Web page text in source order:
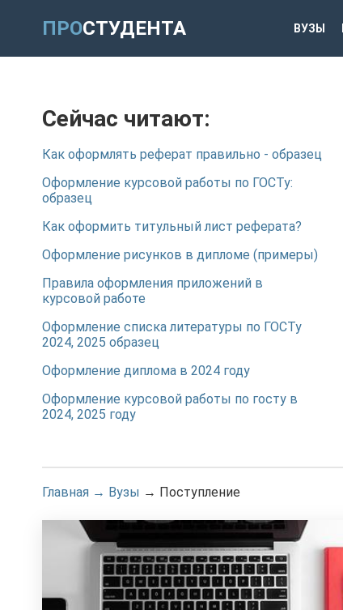
ПРОСТУДЕНТА ВУЗЫ
Сейчас читают:
Как оформлять реферат правильно - образец
Оформление курсовой работы по ГОСТу:
образец
Как оформить титульный лист реферата?
Оформление рисунков в дипломе (примеры)
Правила оформления приложений в
курсовой работе
Оформление списка литературы по ГОСТу
2024, 2025 образец
Оформление диплома в 2024 году
Оформление курсовой работы по госту в
2024, 2025 году
Главная → Вузы → Поступление